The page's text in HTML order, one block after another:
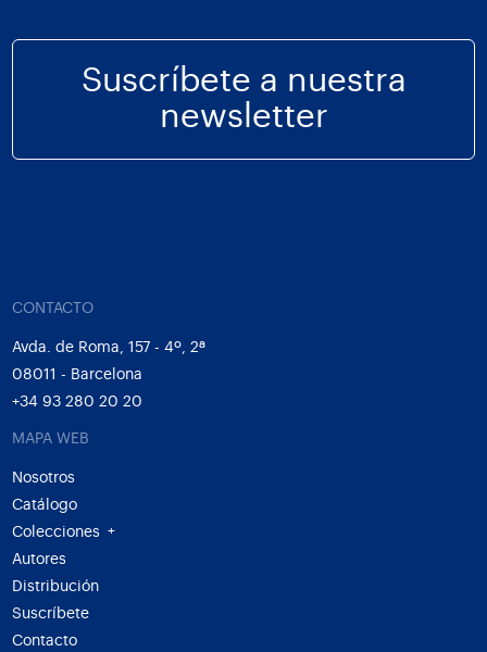
Suscríbete a nuestra
newsletter
CONTACTO
Avda. de Roma, 157 - 4º, 2ª
08011 - Barcelona
+34 93 280 20 20
MAPA WEB
Nosotros
Catálogo
Colecciones
+
Autores
Distribución
Suscríbete
Contacto